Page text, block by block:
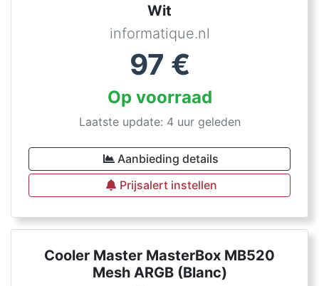
Wit
informatique.nl
97 €
Op voorraad
Laatste update: 4 uur geleden
Aanbieding details
Prijsalert instellen
Cooler Master MasterBox MB520
Mesh ARGB (Blanc)